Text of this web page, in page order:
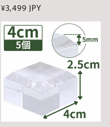
通
常
価
格
¥3,499 JPY